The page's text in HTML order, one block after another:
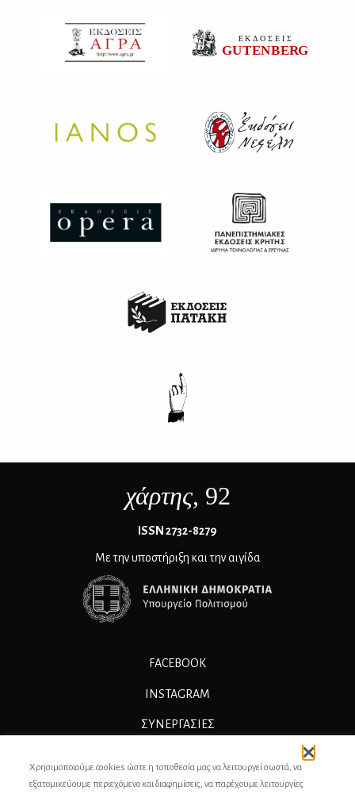
χάρτης, 92
ΙSSN 2732-8279
Με την υποστήριξη και την αιγίδα
FACEBOOK
INSTAGRAM
ΣΥΝΕΡΓΑΣΊΕΣ
ΕΠΙΚΟΙΝΩΝΙΑ
Χρησιμοποιούμε cookies ώστε η τοποθεσία μας να λειτουργεί σωστά, να
εξατομικεύουμε περιεχόμενο και διαφημίσεις, να παρέχουμε λειτουργίες